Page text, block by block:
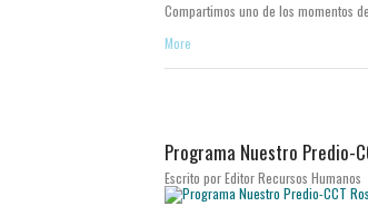
Compartimos uno de los momentos
More
Programa Nuestro Predio-
Escrito porEditor Recursos Humanos